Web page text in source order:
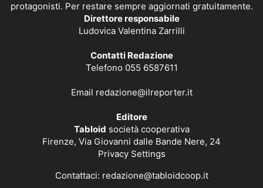
protagonisti. Per restare sempre aggiornati gratuitamente.
Direttore responsabile
Ludovica Valentina Zarrilli
Contatti Redazione
Telefono 055 6587611
Email redazione@ilreporter.it
Editore
Tabloid società cooperativa
Firenze, Via Giovanni dalle Bande Nere, 24
Privacy Settings
Contattaci: redazione@tabloidcoop.it